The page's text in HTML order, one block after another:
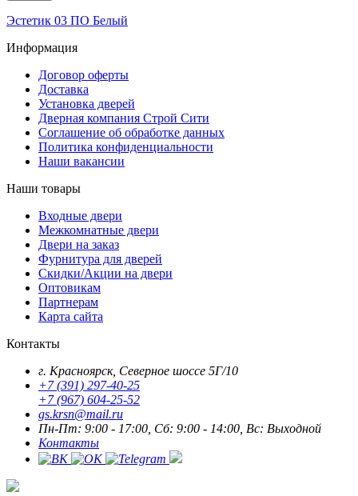
Эстетик 03 ПО Белый
Информация
Договор оферты
Доставка
Установка дверей
Дверная компания Строй Сити
Соглашение об обработке данных
Политика конфиденциальности
Наши вакансии
Наши товары
Входные двери
Межкомнатные двери
Двери на заказ
Фурнитура для дверей
Скидки/Акции на двери
Оптовикам
Партнерам
Карта сайта
Контакты
г. Красноярск, Северное шоссе 5Г/10
+7 (391) 297-40-25
+7 (967) 604-25-52
gs.krsn@mail.ru
Пн-Пт: 9:00 - 17:00, Сб: 9:00 - 14:00, Вс: Выходной
Контакты